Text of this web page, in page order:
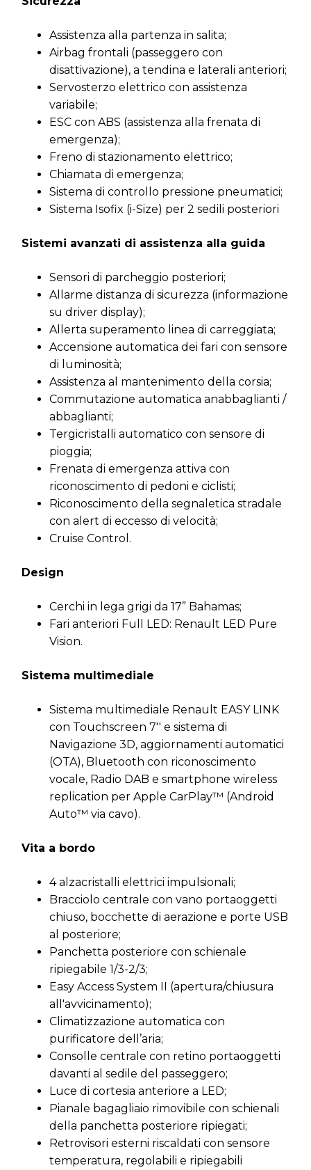
Assistenza alla partenza in salita;
Airbag frontali (passeggero con
disattivazione), a tendina e laterali anteriori;
Servosterzo elettrico con assistenza
variabile;
ESC con ABS (assistenza alla frenata di
emergenza);
Freno di stazionamento elettrico;
Chiamata di emergenza;
Sistema di controllo pressione pneumatici;
Sistema Isofix (i-Size) per 2 sedili posteriori
Sistemi avanzati di assistenza alla guida
Sensori di parcheggio posteriori;
Allarme distanza di sicurezza (informazione
su driver display);
Allerta superamento linea di carreggiata;
Accensione automatica dei fari con sensore
di luminosità;
Assistenza al mantenimento della corsia;
Commutazione automatica anabbaglianti /
abbaglianti;
Tergicristalli automatico con sensore di
pioggia;
Frenata di emergenza attiva con
riconoscimento di pedoni e ciclisti;
Riconoscimento della segnaletica stradale
con alert di eccesso di velocità;
Cruise Control.
Design
Cerchi in lega grigi da 17” Bahamas;
Fari anteriori Full LED: Renault LED Pure
Vision.
Sistema multimediale
Sistema multimediale Renault EASY LINK
con Touchscreen 7'' e sistema di
Navigazione 3D, aggiornamenti automatici
(OTA), Bluetooth con riconoscimento
vocale, Radio DAB e smartphone wireless
replication per Apple CarPlay™ (Android
Auto™ via cavo).
Vita a bordo
4 alzacristalli elettrici impulsionali;
Bracciolo centrale con vano portaoggetti
chiuso, bocchette di aerazione e porte USB
al posteriore;
Panchetta posteriore con schienale
ripiegabile 1/3-2/3;
Easy Access System II (apertura/chiusura
all'avvicinamento);
Climatizzazione automatica con
purificatore dell’aria;
Consolle centrale con retino portaoggetti
davanti al sedile del passeggero;
Luce di cortesia anteriore a LED;
Pianale bagagliaio rimovibile con schienali
della panchetta posteriore ripiegati;
Retrovisori esterni riscaldati con sensore
temperatura, regolabili e ripiegabili